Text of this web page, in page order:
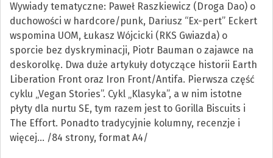
Wywiady tematyczne: Paweł Raszkiewicz (Droga Dao) o
duchowości w hardcore/punk, Dariusz “Ex-pert” Eckert
wspomina UOM, Łukasz Wójcicki (RKS Gwiazda) o
sporcie bez dyskryminacji, Piotr Bauman o zajawce na
deskorolkę. Dwa duże artykuły dotyczące historii Earth
Liberation Front oraz Iron Front/Antifa. Pierwsza część
cyklu „Vegan Stories”. Cykl „Klasyka”, a w nim istotne
płyty dla nurtu SE, tym razem jest to Gorilla Biscuits i
The Effort. Ponadto tradycyjnie kolumny, recenzje i
więcej… /84 strony, format A4/